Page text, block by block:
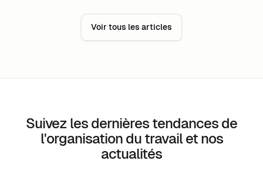
Voir tous les articles
Suivez les dernières tendances de
l'organisation du travail et nos
actualités